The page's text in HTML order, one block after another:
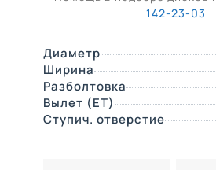
142-23-03
Диаметр
Ширина
Разболтовка
Вылет (ЕТ)
Ступич. отверстие